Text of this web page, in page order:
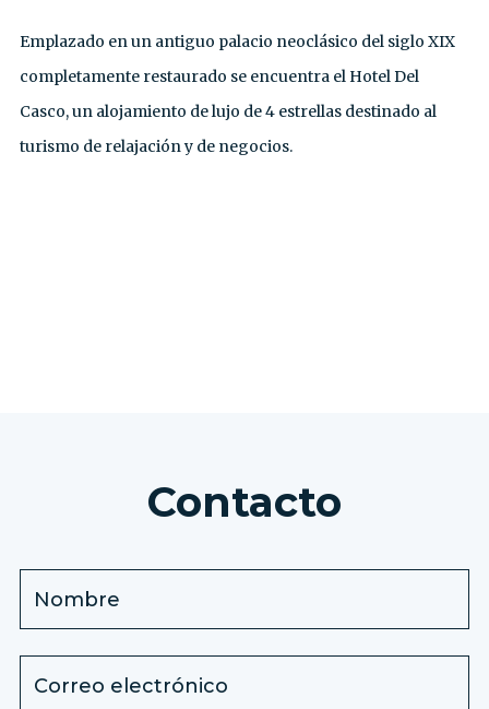
Emplazado en un antiguo palacio neoclásico del siglo XIX
completamente restaurado se encuentra el Hotel Del
Casco, un alojamiento de lujo de 4 estrellas destinado al
turismo de relajación y de negocios.
Contacto